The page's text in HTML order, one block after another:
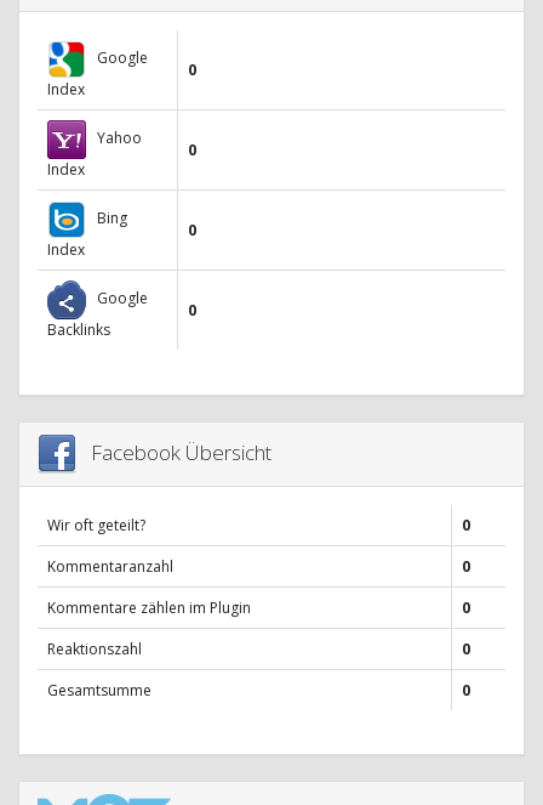
Google
Index
0
Yahoo
Index
0
Bing
Index
0
Google
Backlinks
0
Facebook Übersicht
Wir oft geteilt?
0
Kommentaranzahl
0
Kommentare zählen im Plugin
0
Reaktionszahl
0
Gesamtsumme
0